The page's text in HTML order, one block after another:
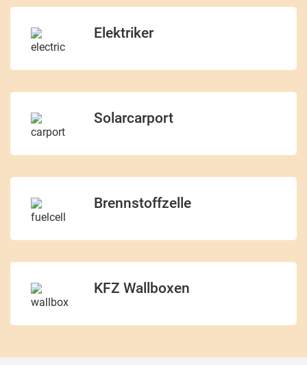
Elektriker
Solarcarport
Brennstoffzelle
KFZ Wallboxen